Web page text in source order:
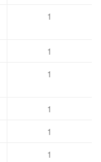
1
1
1
1
1
1